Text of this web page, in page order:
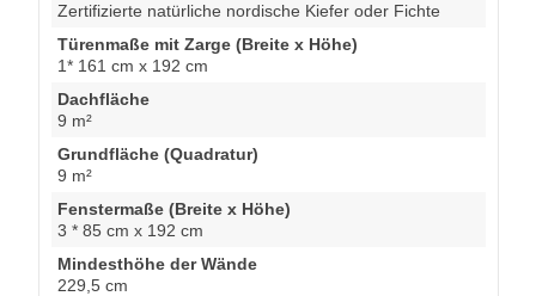
Zertifizierte natürliche nordische Kiefer oder Fichte
Türenmaße mit Zarge (Breite x Höhe)
1* 161 cm x 192 cm
Dachfläche
9 m²
Grundfläche (Quadratur)
9 m²
Fenstermaße (Breite x Höhe)
3 * 85 cm x 192 cm
Mindesthöhe der Wände
229,5 cm